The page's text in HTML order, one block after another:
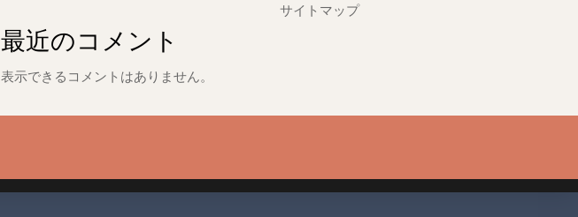
最近のコメント
表示できるコメントはありません。
サイトマップ